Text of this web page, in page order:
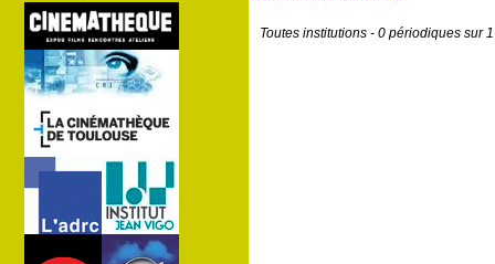
Toutes institutions - 0 périodiques sur